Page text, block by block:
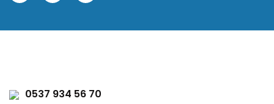
0537 934 56 70